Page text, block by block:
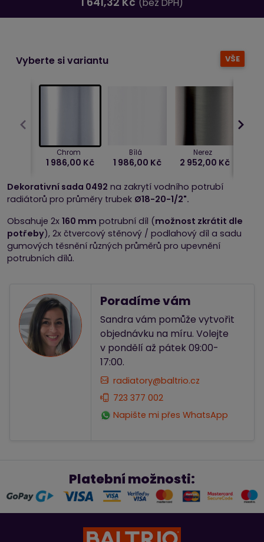
Dekorativní sada 0492 na zakrytí vodního potrubí
radiátorů pro průměry trubek Ø18-20-1/2".
Obsahuje 2x 160 mm potrubní díl (možnost zkrátit dle
potřeby), 2x čtvercový stěnový / podlahový díl a sadu
gumových těsnění různých průměrů pro upevnění
potrubních dílů.
VŠE
Vyberte si variantu
Chrom
1 986,00 Kč
Bílá
1 986,00 Kč
Nerez
2 952,00 Kč
Poradíme vám
Sandra vám pomůže vytvořit
objednávku na míru. Volejte
v pondělí až pátek 09:00-
17:00.
radiatory@baltrio.cz
723 377 002
Napište mi přes WhatsApp
Platební možnosti: